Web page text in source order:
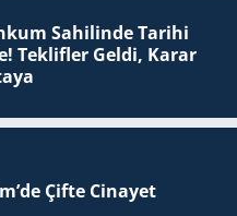
Sahilinde Tarihi
Teklifler Geldi, Karar
Çifte Ci­na­yet